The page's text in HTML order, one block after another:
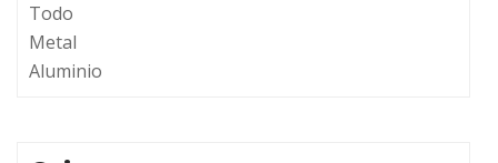
Todo
Metal
Aluminio